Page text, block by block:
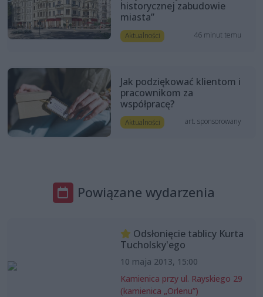
historycznej zabudowie
miasta”
Aktualności 46 minut temu
Jak podziękować klientom i
pracownikom za
współpracę?
Aktualności art. sponsorowany
Powiązane wydarzenia
Odsłonięcie tablicy Kurta
Tucholsky'ego
10 maja 2013, 15:00
Kamienica przy ul. Rayskiego 29
(kamienica „Orlenu”)